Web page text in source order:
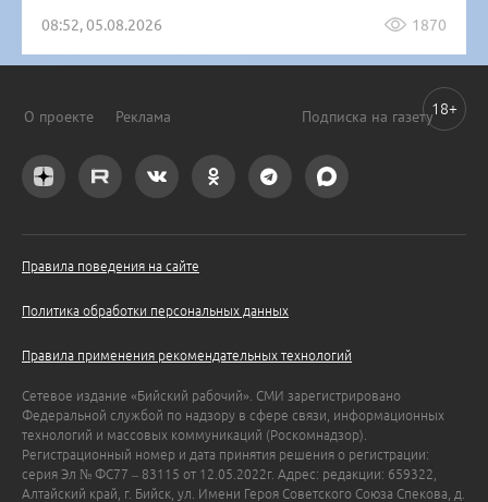
08:52, 05.08.2026 1870
О проекте Реклама Подписка на газету
Правила поведения на сайте
Политика обработки персональных данных
Правила применения рекомендательных технологий
Сетевое издание «Бийский рабочий». СМИ зарегистрировано
Федеральной службой по надзору в сфере связи, информационных
технологий и массовых коммуникаций (Роскомнадзор).
Регистрационный номер и дата принятия решения о регистрации:
серия Эл № ФС77 – 83115 от 12.05.2022г. Адрес: редакции: 659322,
Алтайский край, г. Бийск, ул. Имени Героя Советского Союза Спекова, д.
18+